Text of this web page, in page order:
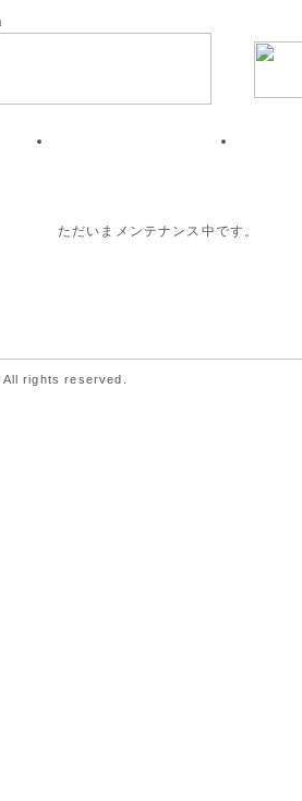
ただいまメンテナンス中です。
rights reserved.